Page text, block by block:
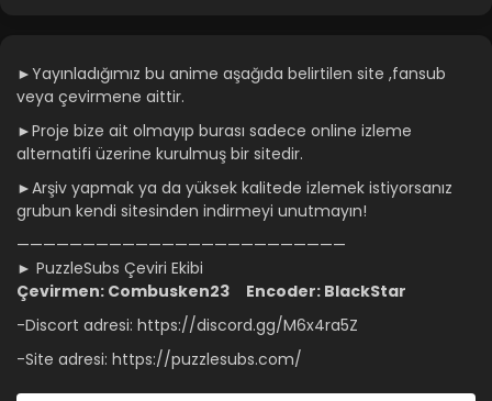
►Yayınladığımız bu anime aşağıda belirtilen site ,fansub
veya çevirmene aittir.
►Proje bize ait olmayıp burası sadece online izleme
alternatifi üzerine kurulmuş bir sitedir.
►Arşiv yapmak ya da yüksek kalitede izlemek istiyorsanız
grubun kendi sitesinden indirmeyi unutmayın!
—————————————————————————
► PuzzleSubs Çeviri Ekibi
Çevirmen: Combusken23 Encoder: BlackStar
-Discort adresi: https://discord.gg/M6x4ra5Z
-Site adresi: https://puzzlesubs.com/